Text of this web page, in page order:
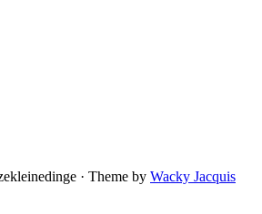
· Theme by Wacky Jacquis